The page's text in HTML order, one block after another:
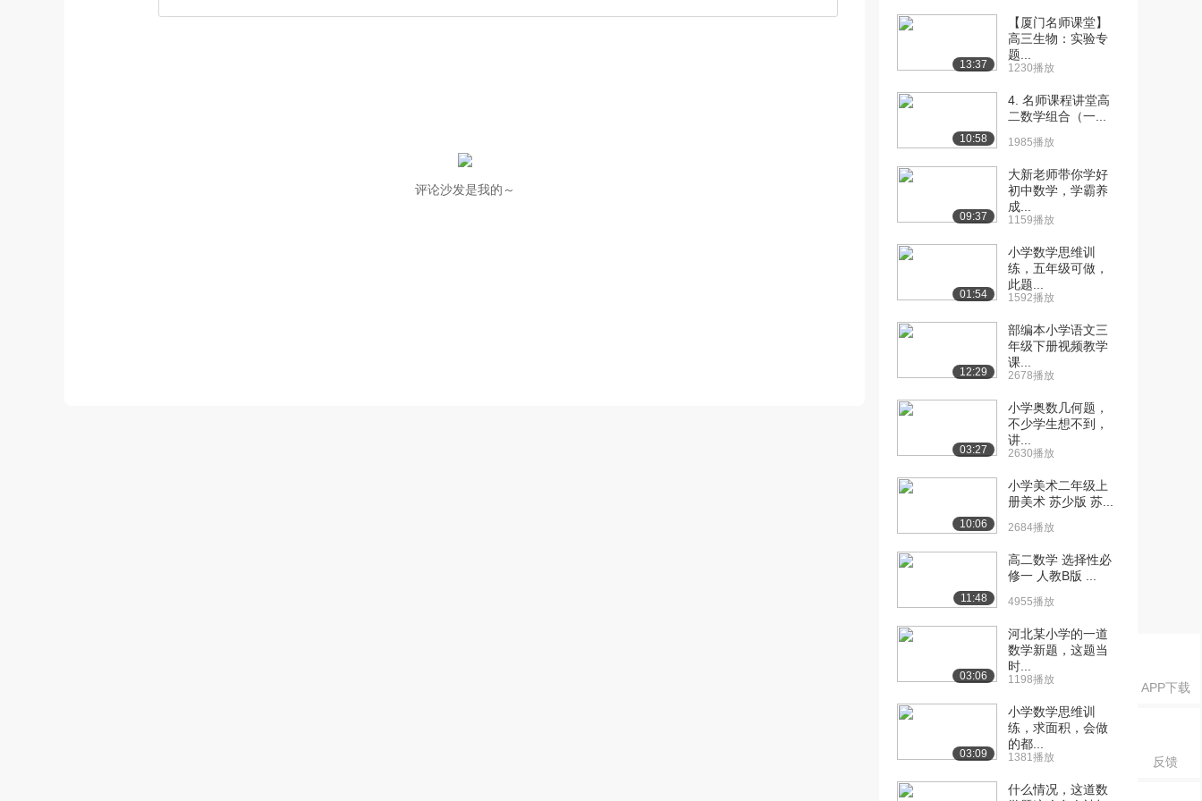
APP下载
反馈
评论沙发是我的～
13:37
【厦门名师课堂】
高三生物：实验专
题...
1230播放
10:58
4. 名师课程讲堂高
二数学组合（一...
1985播放
09:37
大新老师带你学好
初中数学，学霸养
成...
1159播放
01:54
小学数学思维训
练，五年级可做，
此题...
1592播放
12:29
部编本小学语文三
年级下册视频教学
课...
2678播放
03:27
小学奥数几何题，
不少学生想不到，
讲...
2630播放
10:06
小学美术二年级上
册美术 苏少版 苏...
2684播放
11:48
高二数学 选择性必
修一 人教B版 ...
4955播放
03:06
河北某小学的一道
数学新题，这题当
时...
1198播放
03:09
小学数学思维训
练，求面积，会做
的都...
1381播放
什么情况，这道数